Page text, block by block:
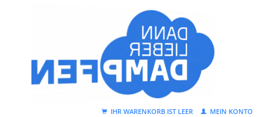
IHR WARENKORB IST LEER MEIN KONTO